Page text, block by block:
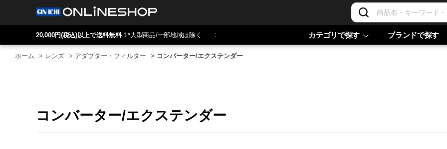
20,000円(税込)以上で送料無料！*大型商品/一部地域は除く カテゴリで探す ブランドで探す
ホーム > レンズ > アダプター・フィルター > コンバーター/エクステンダー
コンバーター/エクステンダー